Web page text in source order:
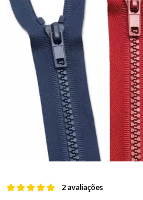
2 avaliações